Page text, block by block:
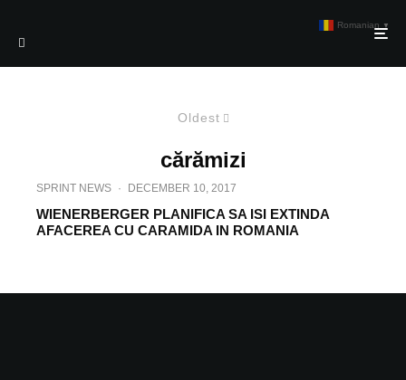
Oldest
cărămizi
SPRINT NEWS · DECEMBER 10, 2017
WIENERBERGER PLANIFICA SA ISI EXTINDA
AFACEREA CU CARAMIDA IN ROMANIA
Romanian ▼